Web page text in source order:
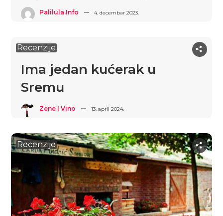
Palilula.info 4. decembar 2023.
Recenzije
Ima jedan kućerak u
Sremu
Zene I Vino 13. april 2024.
Recenzije